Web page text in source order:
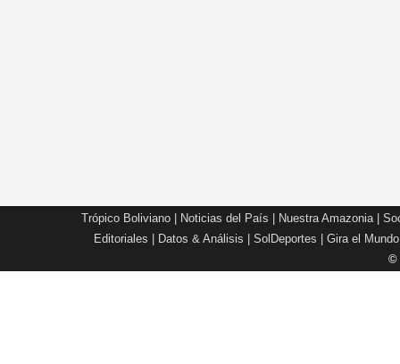
Trópico Boliviano Noticias del País Nuestra Amazonia|
Editoriales
Datos & Análisis SolDeportes Gira el Mundo
©